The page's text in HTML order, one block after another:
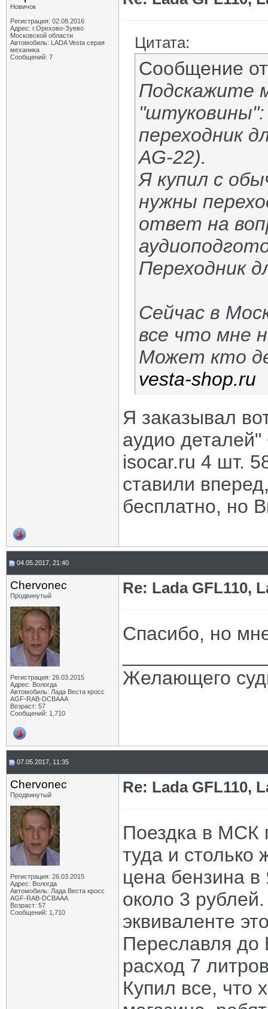
Новичок
Регистрация: 02.08.2016
Адрес: г.Орехово-Зуево
Московской области
Автомобиль: LADA Vesta серая
механика
Сообщений: 7
Цитата:
Сообщение
Подскажите
"штуковины":
переходник
AG-22).
Я купил с
нужны
ответ на
Переходник
Сейчас в
все что мне
Может кто
vesta-shop.ru
Я заказывал
аудио
isocar.ru 4 шт.
ставили
бесплатно, но
04.05.2017, 21:40
Chervonec
Продвинутый
Регистрация: 26.03.2015
Адрес: Вологда
Автомобиль: Лада Веста кросс
AGF-RAB-DCBAAA
Возраст: 57
Сообщений: 1,710
Re: Lada GFL110,
Спасибо, но
Желающего
07.05.2017, 11:35
Chervonec
Продвинутый
Регистрация: 26.03.2015
Адрес: Вологда
Автомобиль: Лада Веста кросс
AGF-RAB-DCBAAA
Возраст: 57
Сообщений: 1,710
Re: Lada GFL110,
Поездка в МСК
туда и
цена бензина
около 3
эквиваленте
Переславля до
расход 7
Купил все, что